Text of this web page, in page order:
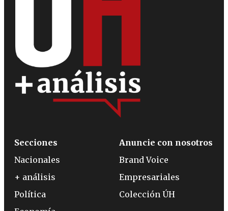
Secciones
Nacionales
+ análisis
Política
Anuncie con nosotros
Brand Voice
Empresariales
Colección ÚH